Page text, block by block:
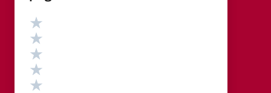
Valutazione